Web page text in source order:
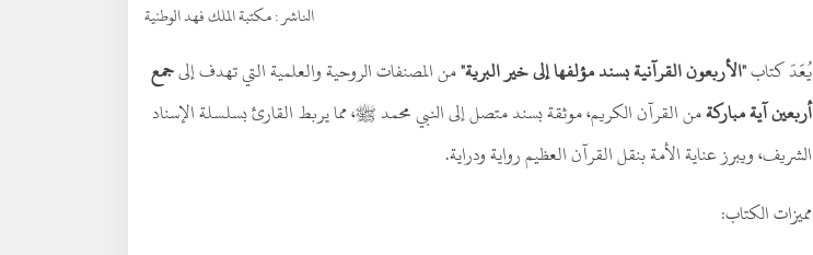
الناشر :مكتبة الملك فهد الوطنية
يُعَدّ كتاب"الأربعون القرآنية بسند مؤلفها إلى خير البرية"من المصنفات الروحية والعلمية التي تهدف إلىجمع
أربعين آية مباركةمن القرآن الكريم، موثقة بسند متصل إلى النبي محمد ﷺ، مما يربط القارئ بسلسلة الإسناد
الشريف، ويبرز عناية الأمة بنقل القرآن العظيم رواية ودراية.
مميزات الكتاب: